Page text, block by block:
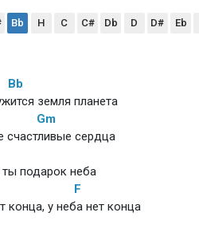
Bb H C C# Db D D# Eb
Bb
земля планета
Gm
счастливые сердца
подарок неба
F
конца, у неба нет конца